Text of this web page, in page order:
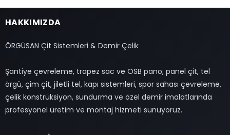
HAKKIMIZDA
ÖRGÜSAN Çit Sistemleri & Demir Çelik
Şantiye çevreleme, trapez sac ve OSB pano, panel çit, tel
örgü, çim çit, jiletli tel, kapı sistemleri, spor sahası çevreleme,
çelik konstrüksiyon, sundurma ve özel demir imalatlarında
profesyonel üretim ve montaj hizmeti sunuyoruz.